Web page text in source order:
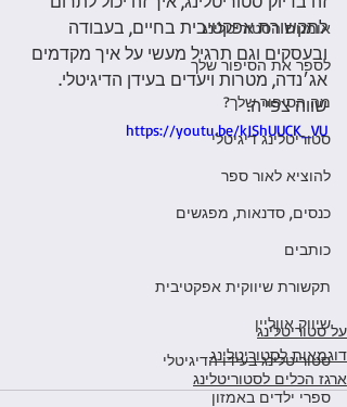
אומנות הסטוריטלינג
לספר את הסיפור שלך
מה הסיפור שלך?
סטוריטלינג דיגיטלי
להוציא לאור ספר
כנסים, סדנאות, מפגשים
כותבים
תקשורת שיווקית אפקטיבית
שיווק אוןליין
סטוריטלינג בעידו הדיגיטלי
ספרי ילדים באמזון
לתקשורת אפקטיבית בחיים, בעבודה
ובעסקים וגם תרגיל מעשי על איך מקדמים
אג׳נדה, מטרות ויעדים בעידן הדיגיטלי.
שווה צפייה.
https://youtu.be/kJShUUCK_VU
על סטוריטלינג
דוגמאות לסטוריטלינג
ארגז הכלים לסטוריטלינג